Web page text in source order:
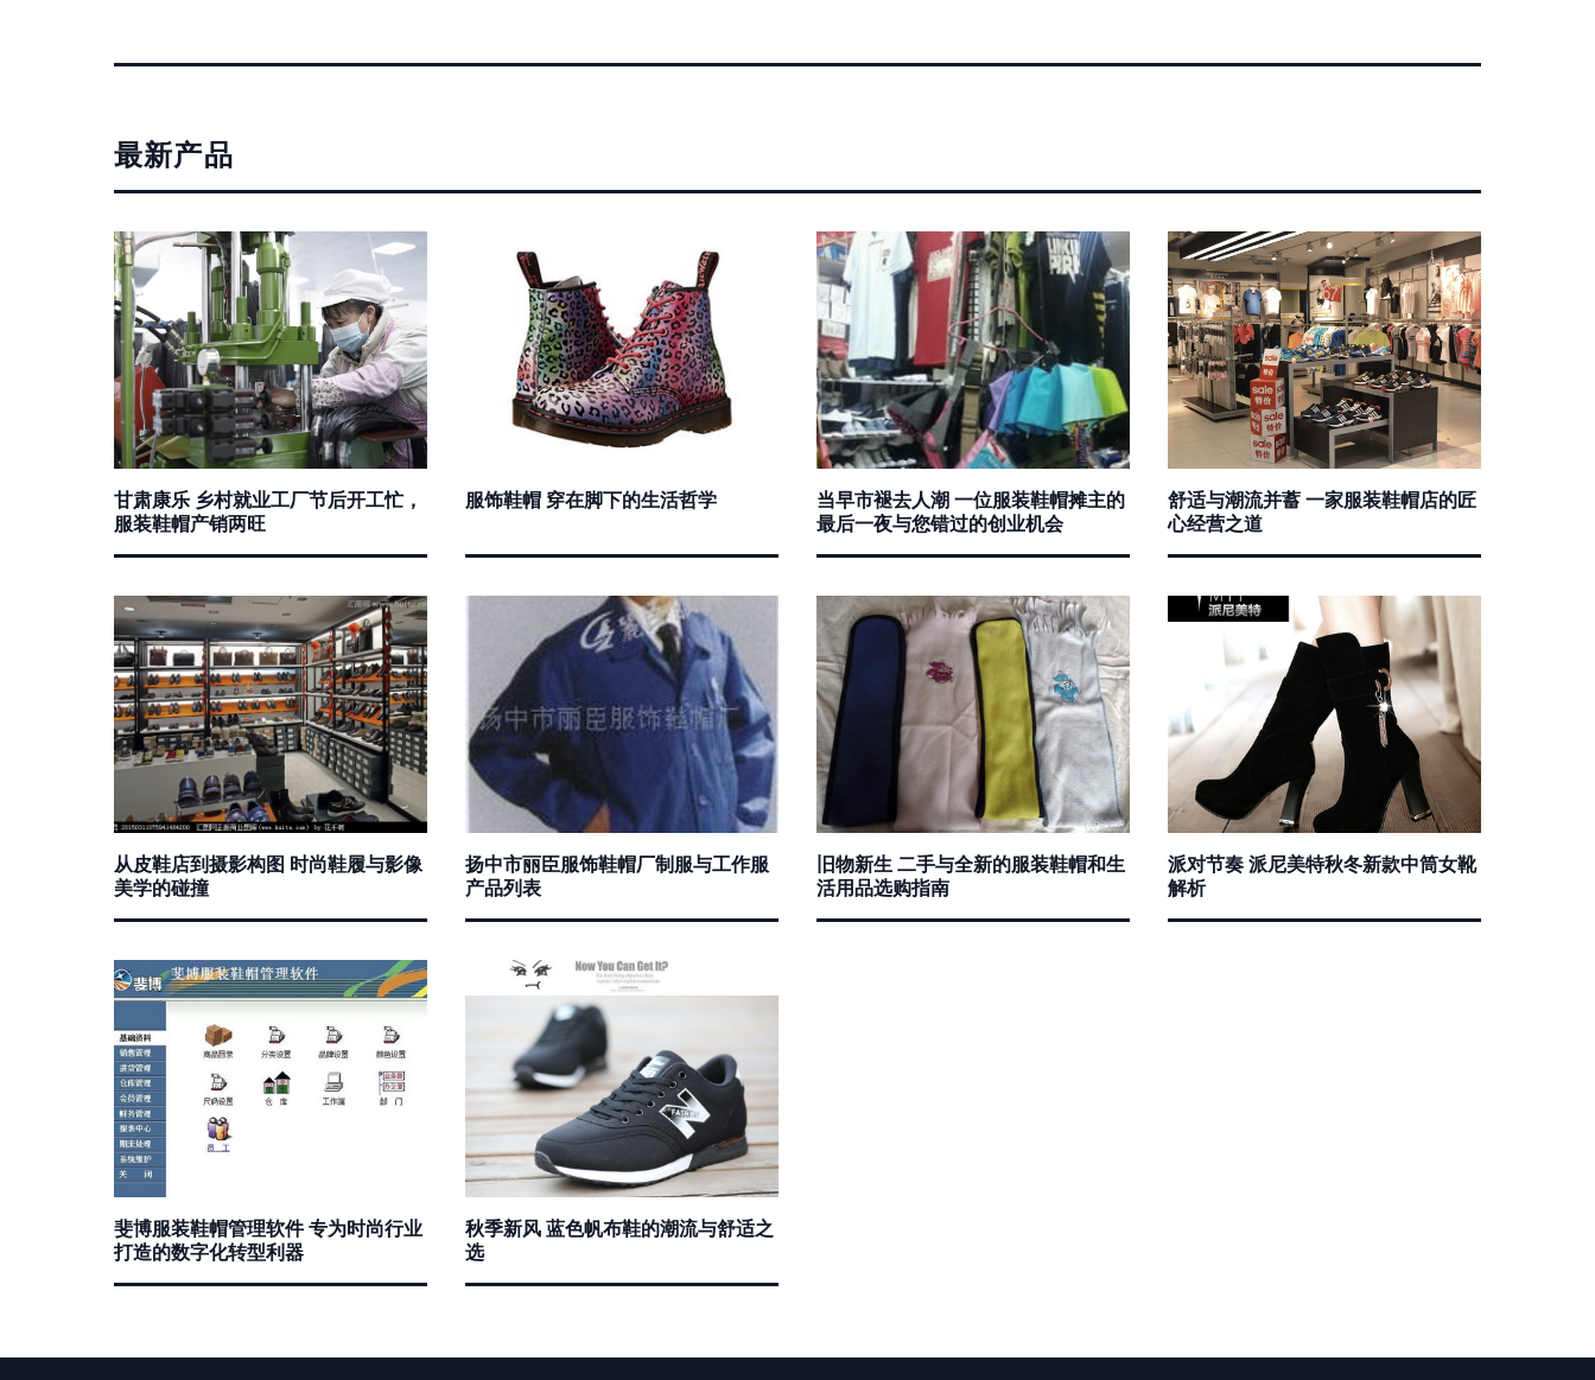
最新产品
甘肃康乐 乡村就业工厂节后开工忙，
服装鞋帽产销两旺
服饰鞋帽 穿在脚下的生活哲学
当早市褪去人潮 一位服装鞋帽摊主的
最后一夜与您错过的创业机会
舒适与潮流并蓄 一家服装鞋帽店的匠
心经营之道
从皮鞋店到摄影构图 时尚鞋履与影像
美学的碰撞
扬中市丽臣服饰鞋帽厂制服与工作服
产品列表
旧物新生 二手与全新的服装鞋帽和生
活用品选购指南
派对节奏 派尼美特秋冬新款中筒女靴
解析
斐博服装鞋帽管理软件 专为时尚行业
打造的数字化转型利器
秋季新风 蓝色帆布鞋的潮流与舒适之
选